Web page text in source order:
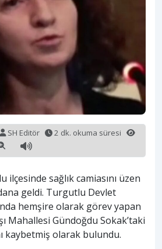
SH Editör
2 dk. okuma süresi
ilçesinde sağlık camiasını üzen
geldi. Turgutlu Devlet
hemşire olarak görev yapan
Mahallesi Gündoğdu Sokak’taki
kaybetmiş olarak bulundu.